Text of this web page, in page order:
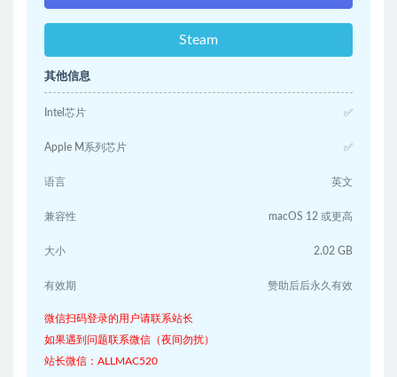
Steam
其他信息
Intel芯片 ✅
Apple M系列芯片 ✅
语言 英文
兼容性 macOS 12 或更高
大小 2.02 GB
有效期 赞助后后永久有效
微信扫码登录的用户请联系站长
如果遇到问题联系微信（夜间勿扰）
站长微信：ALLMAC520